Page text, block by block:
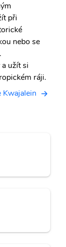
při
nebo se
užít si
ráji.
Kwajalein